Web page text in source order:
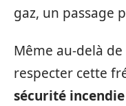
gaz, un passage
Même au-delà
respecter cette
sécurité incendie